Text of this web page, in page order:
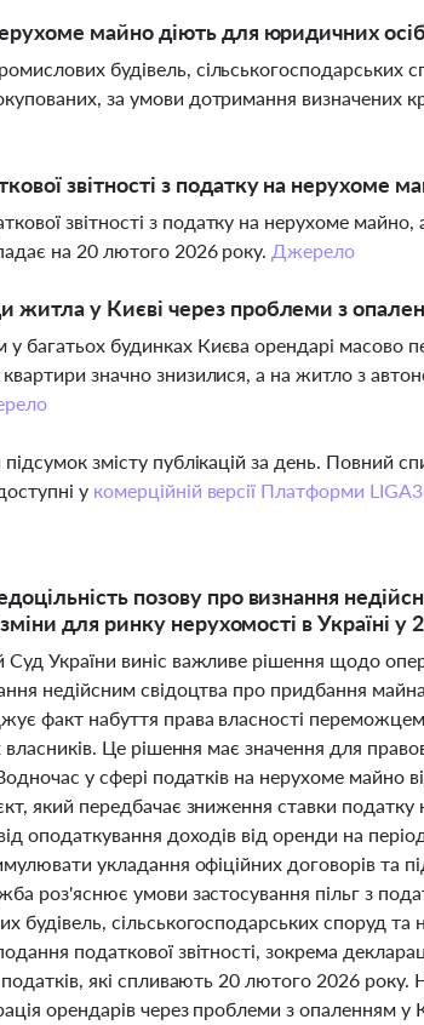
майно діють для юридичних
будівель, сільськогосподарських
за умови дотримання визначених
звітності з податку на нерухоме
звітності з податку на нерухоме
на 20 лютого 2026 року. Джерело
житла у Києві через проблеми з
багатьох будинках Києва орендарі масово
квартири значно знизилися, а на житло з
змісту публікацій за день. Повний
у комерційній версії Платформи
позову про визнання
для ринку нерухомості в Україні у
України виніс важливе рішення щодо
недійсним свідоцтва про придбання
факт набуття права власності
власників. Це рішення має значення для
у сфері податків на нерухоме майно
який передбачає зниження ставки
оподаткування доходів від оренди на
укладання офіційних договорів та
роз'яснює умови застосування пільг з
сільськогосподарських споруд та
податкової звітності, зокрема
які спливають 20 лютого 2026 року.
орендарів через проблеми з опаленням